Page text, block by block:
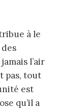
à le
l’air
pas, tout
est
qu’il a